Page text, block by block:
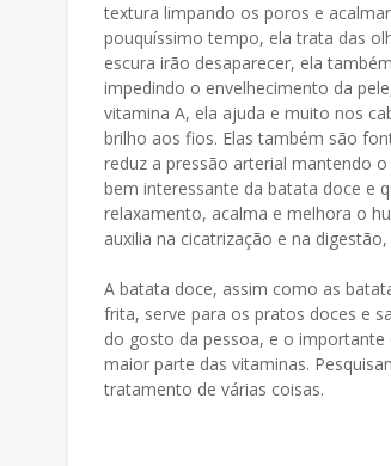
textura limpando os poros e
pouquíssimo tempo, ela trata das
escura irão desaparecer, ela
impedindo o envelhecimento da
vitamina A, ela ajuda e muito nos
brilho aos fios. Elas também são
reduz a pressão arterial mantendo
bem interessante da batata doce e
relaxamento, acalma e melhora o
auxilia na cicatrização e na
A batata doce, assim como as
frita, serve para os pratos doces e
do gosto da pessoa, e o
maior parte das vitaminas.
tratamento de várias coisas.